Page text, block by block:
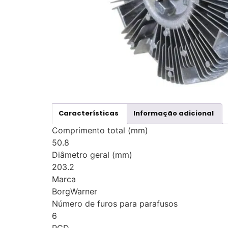
Características Informação adicional
Comprimento total (mm)
50.8
Diâmetro geral (mm)
203.2
Marca
BorgWarner
Número de furos para parafusos
6